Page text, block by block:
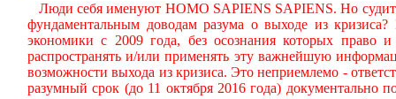
Люди себя именуют HOMO SAPIENS SAPIENS. Но
фундаментальным доводам разума о выходе из
экономики с 2009 года, без осознания которых право
распространять и/или применять эту важнейшую
возможности выхода из кризиса. Это неприемлемо -
разумный срок (до 11 октября 2016 года)